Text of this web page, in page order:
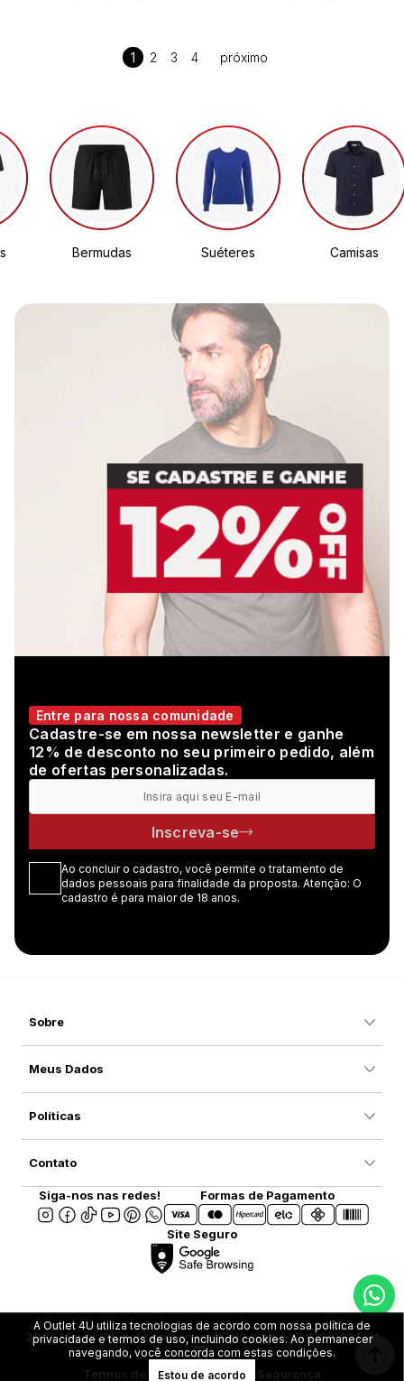
1 2 3 4
Bermudas Suéteres Camisas
Entre para nossa comunidade
Cadastre-se em nossa newsletter e ganhe
12% de desconto no seu primeiro pedido, além
de ofertas personalizadas.
Inscreva-se
Ao concluir o cadastro, você permite o tratamento de
dados pessoais para finalidade da proposta. Atenção: O
cadastro é para maior de 18 anos.
Sobre
Meus Dados
Políticas
Contato
Siga-nos nas redes! Formas de Pagamento
Site Seguro
2025 Marca. All rights reserved | CNPJ: 08.907.916/0001-31
Termos de UsoPrivacidade e Segurança
A Outlet 4U utiliza tecnologias de acordo com nossa política de
privacidade e termos de uso, incluindo cookies. Ao permanecer
navegando, você concorda com estas condições.
Estou de acordo